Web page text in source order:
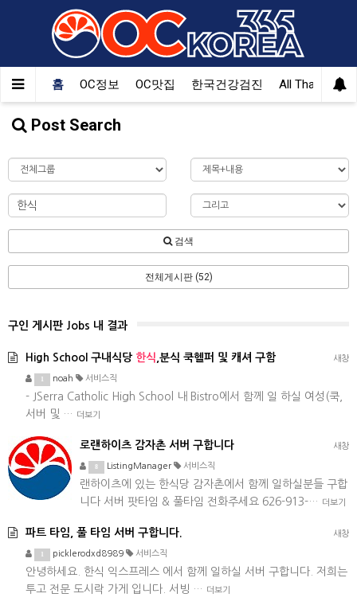
홈 OC정보 OC맛집 한국건강검진 All That Korea
Post Search
검색
전체게시판 (52)
구인 게시판 Jobs 내 결과
새창
High School 구내식당 한식 ,분식 쿡헬퍼 및 캐셔 구함
noah 서비스직
- JSerra Catholic High School 내 Bistro에서 함께 일 하실 여성(쿡,
서버 및 …
더보기
새창
로랜하이츠 감자촌 서버 구합니다
ListingManager 서비스직
랜하이츠에 있는 한식당 감자촌에서 함께 일하실분들 구합
니다 서버 팟타임 & 풀타임 전화주세요 626-913-…
더보기
새창
파트 타임, 풀 타임 서버 구합니다.
picklerodxd8989 서비스직
안녕하세요. 한식 익스프레스 에서 함께 일하실 서버 구합니다. 저희는
투고 전문 도시락 가게 입니다. 서빙 …
더보기